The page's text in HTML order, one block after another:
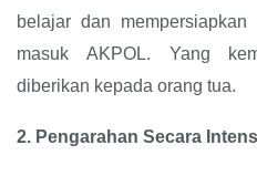
belajar dan
masuk AKPOL. Yang
diberikan kepada orang tua.
2. Pengarahan Secara Intens